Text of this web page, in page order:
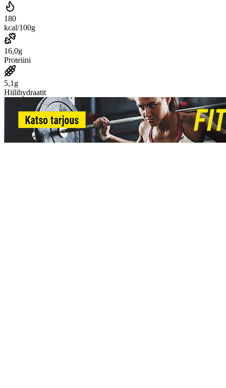
180
kcal/100g
16,0g
Proteiini
5,1g
Hiilihydraatit